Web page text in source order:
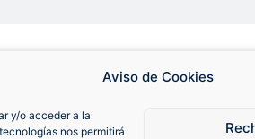
Aviso de Cookies
y/o acceder a la
nos permitirá